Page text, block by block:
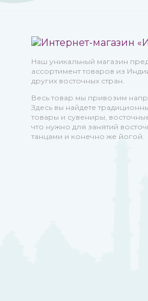
Наш уникальный магазин
ассортимент товаров из
других восточных стран.
Весь товар мы привозим
Здесь вы найдете
товары и сувениры,
что нужно для занятий
танцами и конечно же йогой.